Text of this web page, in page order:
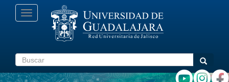
Pasar
Toggle
navigation
Buscar Buscar